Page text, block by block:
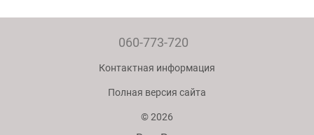
060-773-720
Контактная информация
Полная версия сайта
© 2026